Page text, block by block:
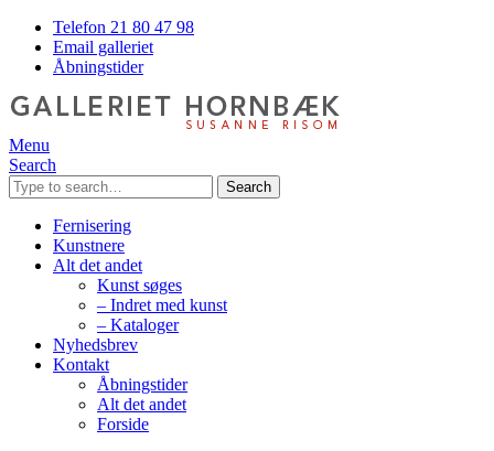
Telefon 21 80 47 98
Email galleriet
Åbningstider
Menu
Search
Search
Fernisering
Kunstnere
Alt det andet
Kunst søges
– Indret med kunst
– Kataloger
Nyhedsbrev
Kontakt
Åbningstider
Alt det andet
Forside